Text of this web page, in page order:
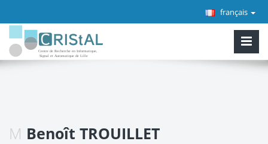
français
M Benoît TROUILLET